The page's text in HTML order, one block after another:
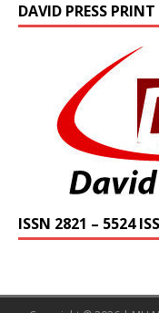
DAVID PRESS PRINT
ISSN 2821 – 5524